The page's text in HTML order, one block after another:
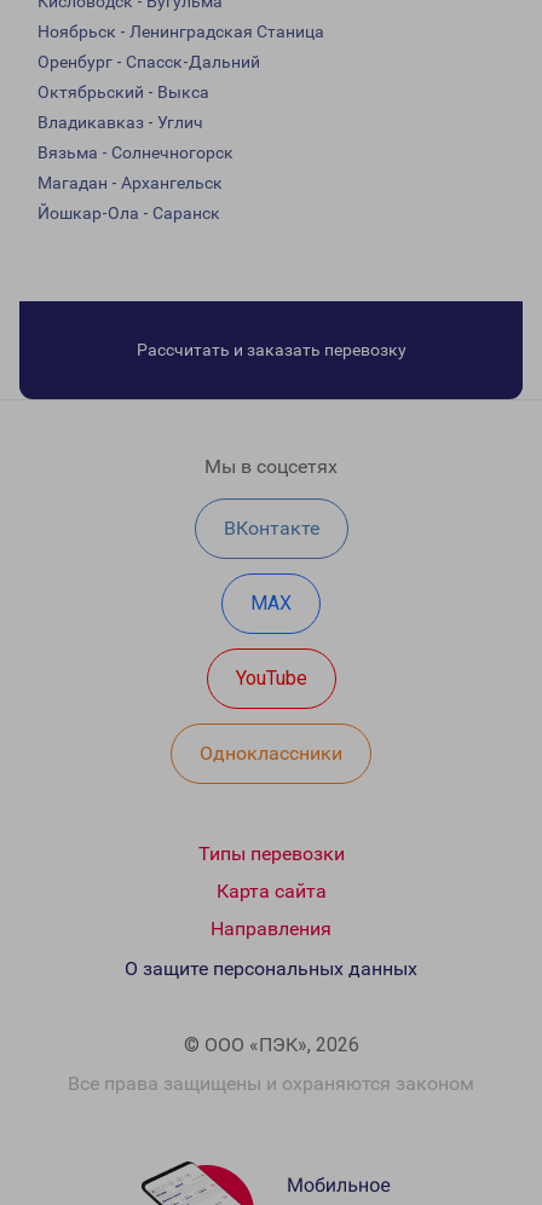
Ноябрьск - Ленинградская Станица
Оренбург - Спасск-Дальний
Октябрьский - Выкса
Владикавказ - Углич
Вязьма - Солнечногорск
Магадан - Архангельск
Йошкар-Ола - Саранск
Рассчитать и заказать перевозку
Мы в соцсетях
ВКонтакте
MAX
YouTube
Одноклассники
Типы перевозки
Карта сайта
Направления
© ООО «ПЭК», 2026
Все права защищены и охраняются законом
О защите персональных данных